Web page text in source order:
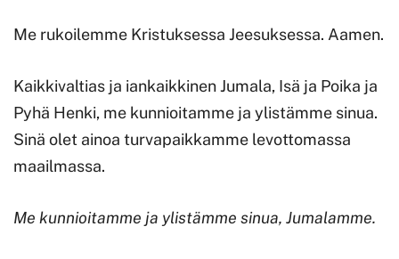
Me rukoilemme Kristuksessa Jeesuksessa. Aamen.
Kaikkivaltias ja iankaikkinen Jumala, Isä ja Poika ja
Pyhä Henki, me kunnioitamme ja ylistämme sinua.
Sinä olet ainoa turvapaikkamme levottomassa
maailmassa.
Me kunnioitamme ja ylistämme sinua, Jumalamme.